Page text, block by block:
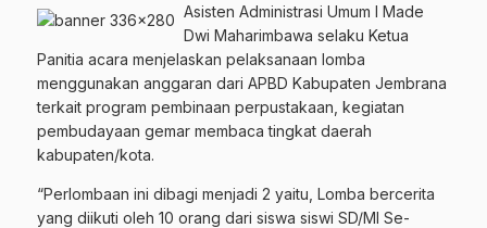
Asisten Administrasi Umum I Made
Dwi Maharimbawa selaku Ketua
Panitia acara menjelaskan pelaksanaan lomba
menggunakan anggaran dari APBD Kabupaten Jembrana
terkait program pembinaan perpustakaan, kegiatan
pembudayaan gemar membaca tingkat daerah
kabupaten/kota.
“Perlombaan ini dibagi menjadi 2 yaitu, Lomba bercerita
yang diikuti oleh 10 orang dari siswa siswi SD/MI Se-